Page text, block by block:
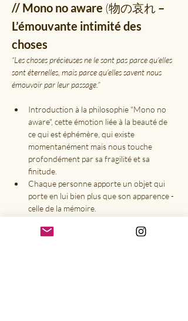
// Mono no aware (物の哀れ –
L’émouvante intimité des
choses
“Les choses précieuses ne le sont pas parce qu’elles
sont éternelles, mais parce qu’elles savent nous
émouvoir par leur passage.”
Introduction à la philosophie "Mono no
aware", cette émotion liée à la beauté de
ce qui est éphémère, qui existe
momentanément mais nous touche
profondément par sa fragilité et sa
finitude.
Chaque personne apporte un objet qui
porte en lui bien plus que son apparence -
celle de la mémoire.
comme métaphore de la fugacité. La